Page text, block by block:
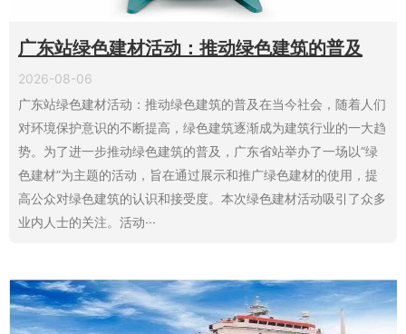
广东站绿色建材活动：推动绿色建筑的普及
2026-08-06
广东站绿色建材活动：推动绿色建筑的普及在当今社会，随着人们
对环境保护意识的不断提高，绿色建筑逐渐成为建筑行业的一大趋
势。为了进一步推动绿色建筑的普及，广东省站举办了一场以“绿
色建材”为主题的活动，旨在通过展示和推广绿色建材的使用，提
高公众对绿色建筑的认识和接受度。本次绿色建材活动吸引了众多
业内人士的关注。活动···